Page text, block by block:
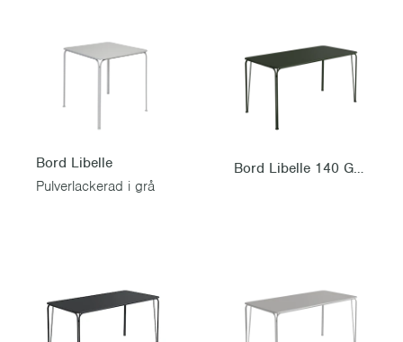
Bord Libelle
Pulverlackerad i grå
Bord Libelle 140 Grön